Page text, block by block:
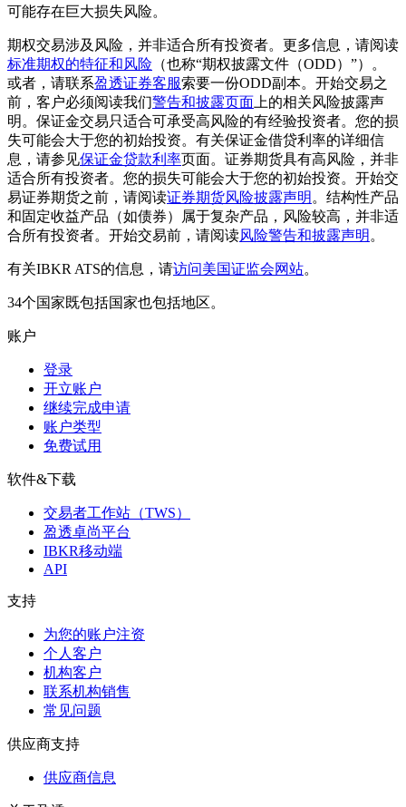
可能存在巨大损失风险。
期权交易涉及风险，并非适合所有投资者。更多信息，请阅读
标准期权的特征和风险 （也称“期权披露文件（ODD）”）。
或者，请联系盈透证券客服索要一份ODD副本。开始交易之
前，客户必须阅读我们警告和披露页面 上的相关风险披露声
明。保证金交易只适合可承受高风险的有经验投资者。您的损
失可能会大于您的初始投资。有关保证金借贷利率的详细信
息，请参见保证金贷款利率页面。证券期货具有高风险，并非
适合所有投资者。您的损失可能会大于您的初始投资。开始交
易证券期货之前，请阅读证券期货风险披露声明 。结构性产品
和固定收益产品（如债券）属于复杂产品，风险较高，并非适
合所有投资者。开始交易前，请阅读风险警告和披露声明 。
有关IBKR ATS的信息，请访问美国证监会网站。
34个国家既包括国家也包括地区。
账户
登录
开立账户
继续完成申请
账户类型
免费试用
软件&下载
交易者工作站（TWS）
盈透卓尚平台
IBKR移动端
API
支持
为您的账户注资
个人客户
机构客户
联系机构销售
常见问题
供应商支持
供应商信息